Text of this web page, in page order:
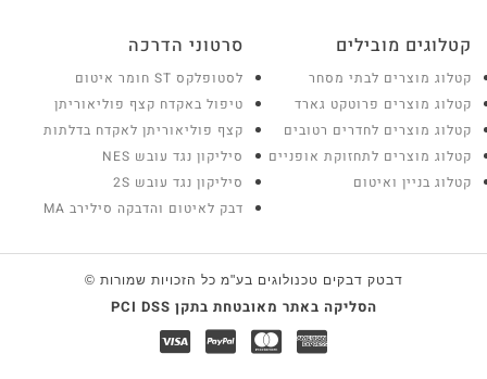
קטלוגים מובילים
קטלוג מוצרים לבתי מסחר
קטלוג מוצרים פרוטקט גארד
קטלוג מוצרים לחדרים רטובים
קטלוג מוצרים לתחזוקת אופניים
קטלוג בניין ואיטום
סרטוני הדרכה
לסטופלקס ST חומר איטום
טיפול באקדח קצף פוליאוריתן
קצף פוליאוריתן לאקדח בדלתות
סיליקון נגד עובש NES
סיליקון נגד עובש 2S
דבק לאיטום והדבקה סילירב MA
דבטק דבקים טכנולוגים בע"מ כל הזכויות שמורות ©
הסליקה באתר מאובטחת בתקן PCI DSS